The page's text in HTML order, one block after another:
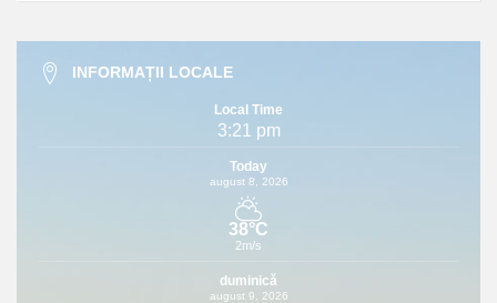
INFORMAȚII LOCALE
Local Time
3:21 pm
Today
august 8, 2026
38°C
2m/s
duminică
august 9, 2026